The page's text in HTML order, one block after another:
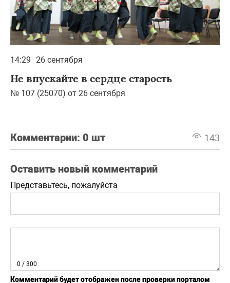
14:29 26 сентября
Не впускайте в сердце старость
№ 107 (25070) от 26 сентября
Комментарии: 0 шт 143
Оставить новый комментарий
Представьтесь, пожалуйста
0 / 300
Комментарий будет отображен после проверки порталом